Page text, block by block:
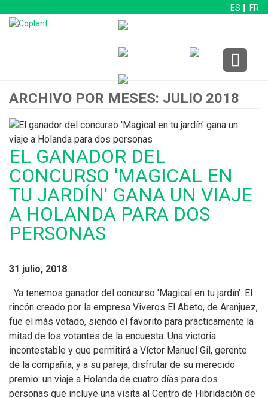
ES FR
ARCHIVO POR MESES: JULIO 2018
EL GANADOR DEL
CONCURSO 'MAGICAL EN
TU JARDÍN' GANA UN VIAJE
A HOLANDA PARA DOS
PERSONAS
31 julio, 2018
Ya tenemos ganador del concurso 'Magical en tu jardín'. El
rincón creado por la empresa Viveros El Abeto, de Aranjuez,
fue el más votado, siendo el favorito para prácticamente la
mitad de los votantes de la encuesta. Una victoria
incontestable y que permitirá a Víctor Manuel Gil, gerente
de la compañía, y a su pareja, disfrutar de su merecido
premio: un viaje a Holanda de cuatro días para dos
personas que incluye una visita al Centro de Hibridación de